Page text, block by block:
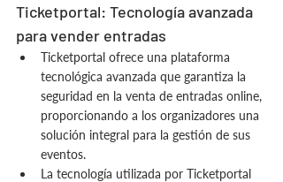
Ticketportal: Tecnología avanzada
para vender entradas
Ticketportal ofrece una plataforma
tecnológica avanzada que garantiza la
seguridad en la venta de entradas online,
proporcionando a los organizadores una
solución integral para la gestión de sus
eventos.
La tecnología utilizada por Ticketportal